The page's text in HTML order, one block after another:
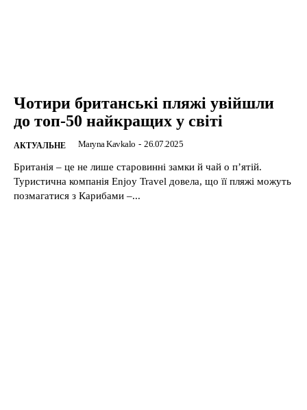
Чотири британські пляжі увійшли
до топ-50 найкращих у світі
АКТУАЛЬНЕ Maryna Kavkalo - 26.07.2025
Британія – це не лише старовинні замки й чай о п’ятій.
Туристична компанія Enjoy Travel довела, що її пляжі можуть
позмагатися з Карибами –...